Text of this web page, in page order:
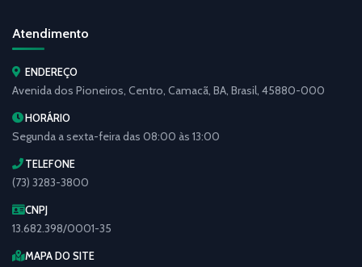
Atendimento
ENDEREÇO
Avenida dos Pioneiros, Centro, Camacã, BA, Brasil, 45880-000
HORÁRIO
Segunda a sexta-feira das 08:00 às 13:00
TELEFONE
(73) 3283-3800
CNPJ
13.682.398/0001-35
MAPA DO SITE